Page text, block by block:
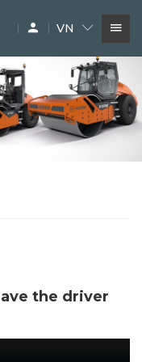
VN
the driver